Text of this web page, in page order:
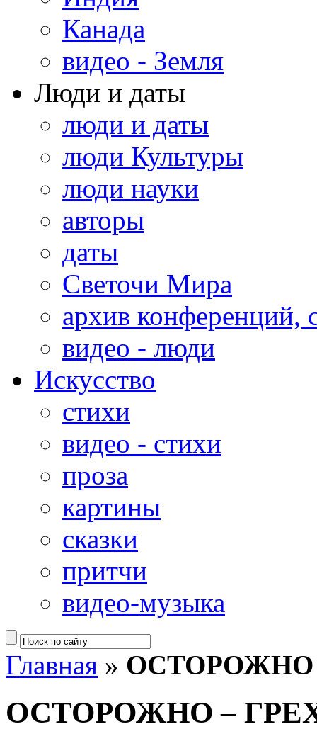
Канада
видео - Земля
Люди и даты
люди и даты
люди Культуры
люди науки
авторы
даты
Светочи Мира
архив конференций,
видео - люди
Искусство
стихи
видео - стихи
проза
картины
сказки
притчи
видео-музыка
Главная » ОСТОРОЖНО
ОСТОРОЖНО –